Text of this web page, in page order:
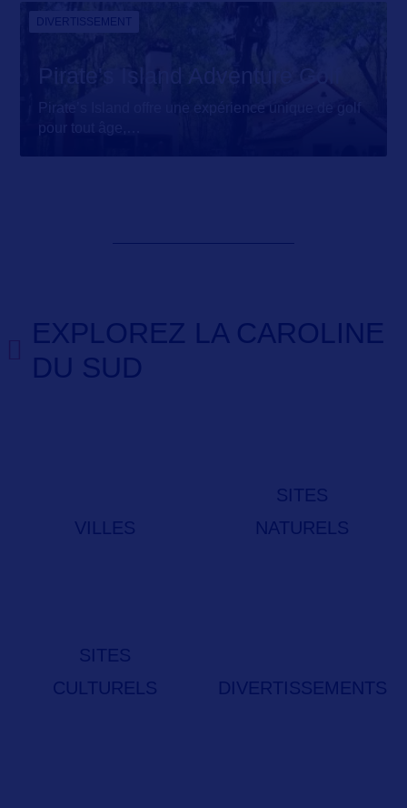
DIVERTISSEMENT
Pirate's Island Adventure Golf
Pirate’s Island offre une expérience unique de golf
pour tout âge,
EXPLOREZ LA CAROLINE
DU SUD
VILLES
SITES
NATURELS
SITES
CULTURELS
DIVERTISSEMENTS